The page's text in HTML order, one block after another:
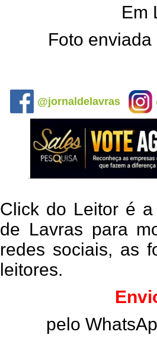
Em
Foto
@jornaldelavras
Click do Leitor é
de Lavras para
redes sociais, as
leitores.
pelo